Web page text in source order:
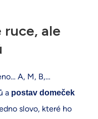
ruce, ale
A, M, B,…
a postav domeček
slovo, které ho